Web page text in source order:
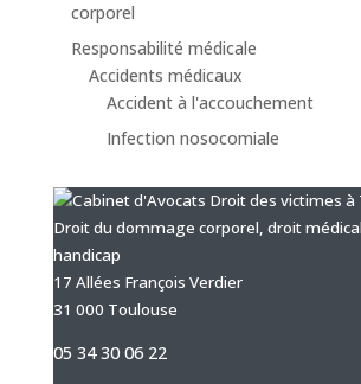
corporel
Responsabilité médicale
Accidents médicaux
Accident à l'accouchement
Infection nosocomiale
Droit du dommage corporel, droit
handicap
17 Allées François Verdier
31 000 Toulouse
05 34 30 06 22